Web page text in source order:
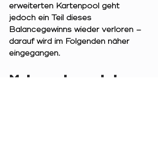
erweiterten Kartenpool geht
jedoch ein Teil dieses
Balancegewinns wieder verloren –
darauf wird im Folgenden näher
eingegangen.
Mehr, mehr, mehr!